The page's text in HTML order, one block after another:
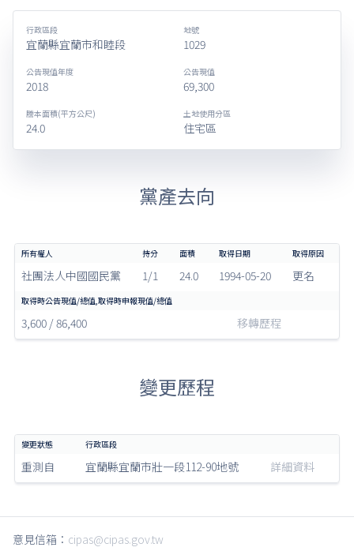
行政區段
宜蘭縣宜蘭市和睦段
地號
1029
公告現值年度
2018
公告現值
69,300
謄本面積(平方公尺)
24.0
土地使用分區
住宅區
黨產去向
社團法人中國國民黨 1/1 24.0 1994-05-20 更名
3,600 / 86,400 移轉歷程
變更歷程
重測自 宜蘭縣宜蘭市壯一段112-90地號 詳細資料
意見信箱： cipas@cipas.gov.tw